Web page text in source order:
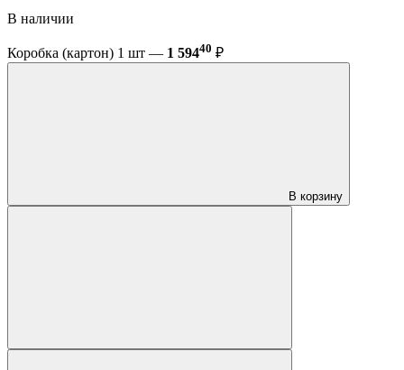
В наличии
Коробка (картон) 1 шт — 1 59440 ₽
В корзину